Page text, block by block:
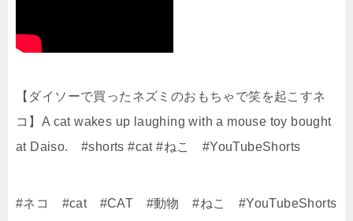
【ダイソーで買ったネズミのおもちゃで笑を起こすネ
コ】A cat wakes up laughing with a mouse toy bought
at Daiso. #shorts #cat #ねこ #YouTubeShorts
#ネコ #cat #CAT #動物 #ねこ #YouTubeShorts